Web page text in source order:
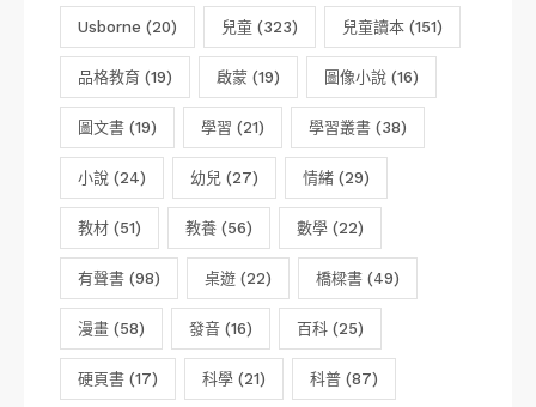
Usborne (20) 兒童 (323) 兒童讀本 (151)
品格教育 (19) 啟蒙 (19) 圖像小說 (16)
圖文書 (19) 學習 (21) 學習叢書 (38)
小說 (24) 幼兒 (27) 情緒 (29)
教材 (51) 教養 (56) 數學 (22)
有聲書 (98) 桌遊 (22) 橋樑書 (49)
漫畫 (58) 發音 (16) 百科 (25)
硬頁書 (17) 科學 (21) 科普 (87)